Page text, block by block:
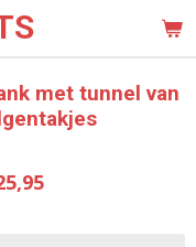
met tunnel van